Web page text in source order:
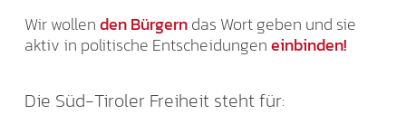
Wir wollenden Bürgerndas Wort geben und sie
aktiv in politische Entscheidungeneinbinden!
Die Süd-Tiroler Freiheit steht für: